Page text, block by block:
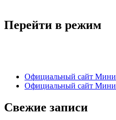
Перейти в режим
Официальный сайт
Официальный сайт
Свежие записи